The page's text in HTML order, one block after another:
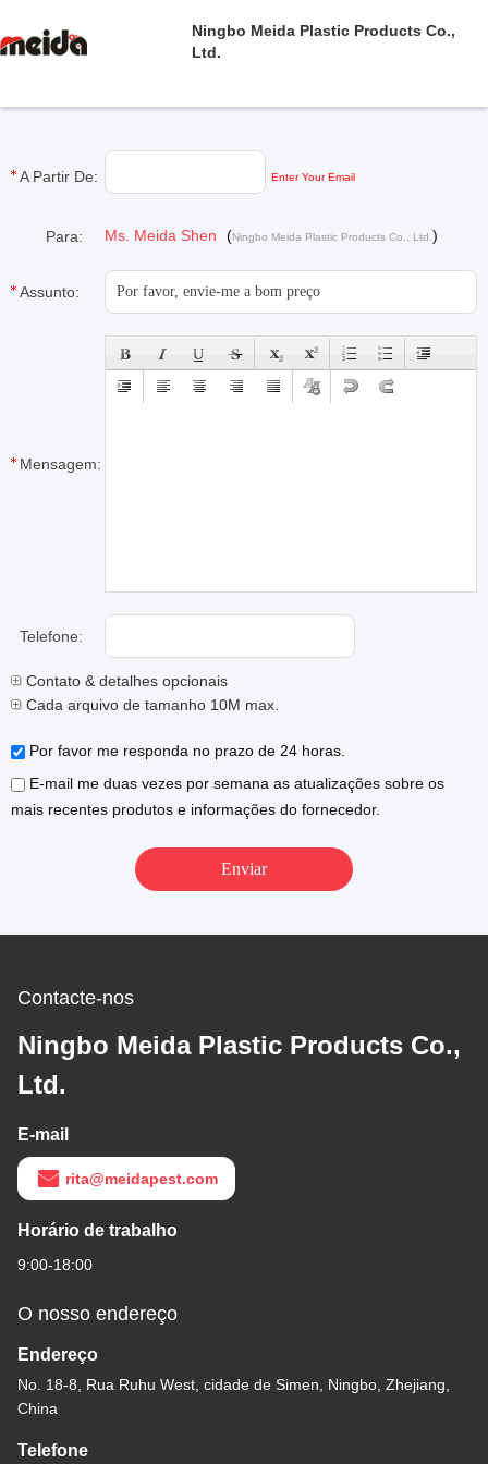
Ningbo Meida Plastic Products Co.,
Ltd.
A Partir De: Enter Your Email
Para: Ms. Meida Shen (Ningbo Meida Plastic Products Co., Ltd. )
Assunto:
Mensagem:
Telefone:
Contato & detalhes opcionais
Cada arquivo de tamanho 10M max.
Por favor me responda no prazo de 24 horas.
E-mail me duas vezes por semana as atualizações sobre os
mais recentes produtos e informações do fornecedor.
Contacte-nos
Ningbo Meida Plastic Products Co.,
Ltd.
E-mail
rita@meidapest.com
Horário de trabalho
9:00-18:00
O nosso endereço
Endereço
No. 18-8, Rua Ruhu West, cidade de Simen, Ningbo, Zhejiang,
China
Telefone